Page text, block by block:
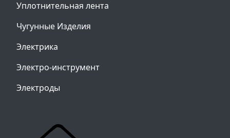
Уплотнительная лента
Чугунные Изделия
Электрика
Электро-инструмент
Электроды